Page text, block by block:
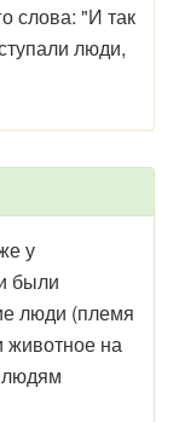
слова: "И так
люди,
у
были
люди (племя
животное на
людям